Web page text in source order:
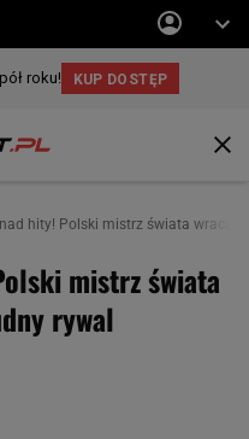
hity! Polski mistrz świata wraca
mistrz świata
rywal